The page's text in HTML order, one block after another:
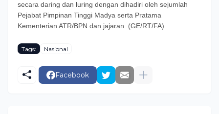
secara daring dan luring dengan dihadiri oleh sejumlah
Pejabat Pimpinan Tinggi Madya serta Pratama
Kementerian ATR/BPN dan jajaran. (GE/RT/FA)
Tags: Nasional
Facebook